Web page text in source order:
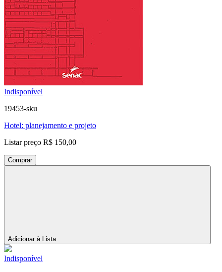
Indisponível
19453-sku
Hotel: planejamento e projeto
Listar preço R$ 150,00
Comprar
Adicionar à Lista
Indisponível